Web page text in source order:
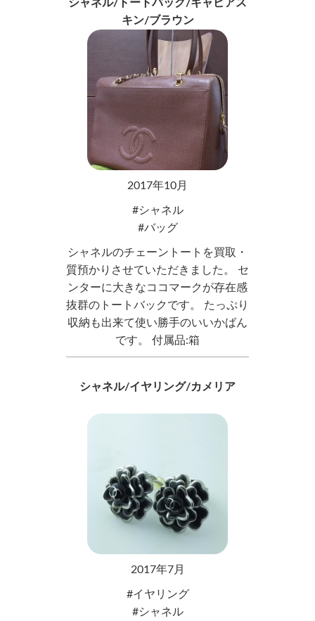
シャネル/トートバック/キャビアス
キン/ブラウン
2017年10月
シャネル
バッグ
シャネルのチェーントートを買取・
質預かりさせていただきました。 セ
ンターに大きなココマークが存在感
抜群のトートバックです。 たっぷり
収納も出来て使い勝手のいいかばん
です。 付属品:箱
シャネル/イヤリング/カメリア
2017年7月
イヤリング
シャネル